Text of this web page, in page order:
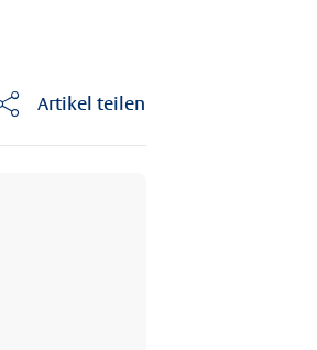
Artikel teilen